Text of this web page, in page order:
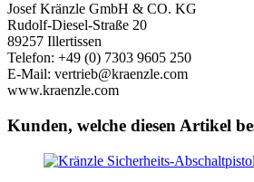
Josef Kränzle GmbH & CO. KG
Rudolf-Diesel-Straße 20
89257 Illertissen
Telefon: +49 (0) 7303 9605 250
E-Mail: vertrieb@kraenzle.com
www.kraenzle.com
Kunden, welche diesen Artikel